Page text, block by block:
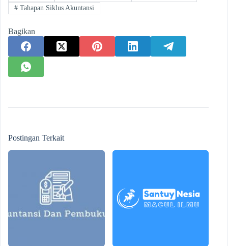
#Tahapan Siklus Akuntansi
Bagikan
Postingan Terkait